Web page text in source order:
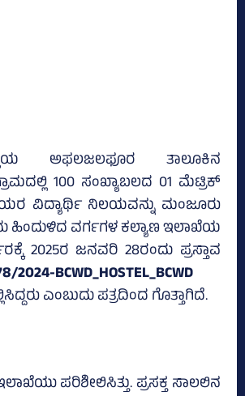
ಅಫಲಜಲಫೂರ ತಾಲೂಕಿನ
100 ಸಂಖ್ಯಾಬಲದ 01 ಮೆಟ್ರಿಕ್‌
ವಿದ್ಯಾರ್ಥಿ ನಿಲಯವನ್ನು ಮಂಜೂರು
ಹಿಂದುಳಿದ ವರ್ಗಗಳ ಕಲ್ಯಾಣ ಇಲಾಖೆಯ
2025ರ ಜನವರಿ 28ರಂದು ಪ್ರಸ್ತಾವ
2024-BCWD_HOSTEL_BCWD
ಎಂಬುದು ಪತ್ರದಿಂದ ಗೊತ್ತಾಗಿದೆ.
ಪರಿಶೀಲಿಸಿತ್ತು. ಪ್ರಸಕ್ತ ಸಾಲಲಿನ